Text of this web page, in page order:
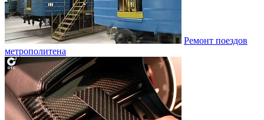
Ремонт поездов
метрополитена